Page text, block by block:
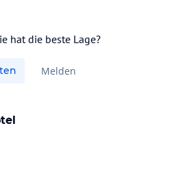
hat die beste Lage?
Melden